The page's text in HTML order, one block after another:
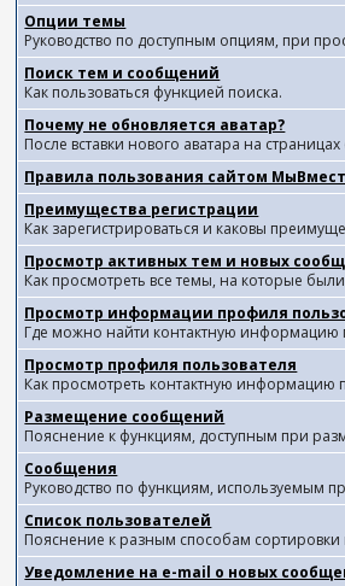
Опции темы
Руководство по доступным опциям, при
Поиск тем и сообщений
Как пользоваться функцией поиска.
Почему не обновляется аватар?
После вставки нового аватара на
Правила пользования сайтом
Преимущества регистрации
Как зарегистрироваться и каковы
Просмотр активных тем и новых
Как просмотреть все темы, на которые
Просмотр информации профиля
Где можно найти контактную информацию
Просмотр профиля пользователя
Как просмотреть контактную информацию
Размещение сообщений
Пояснение к функциям, доступным при
Сообщения
Руководство по функциям, используемым
Список пользователей
Пояснение к разным способам
Уведомление на e-mail о новых